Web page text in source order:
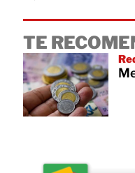
TE